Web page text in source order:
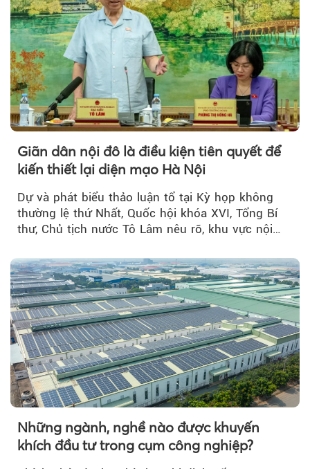
Giãn dân nội đô là điều kiện tiên quyết để
kiến thiết lại diện mạo Hà Nội
Dự và phát biểu thảo luận tổ tại Kỳ họp không
thường lệ thứ Nhất, Quốc hội khóa XVI, Tổng Bí
thư, Chủ tịch nước Tô Lâm nêu rõ, khu vực nội
Những ngành, nghề nào được khuyến
khích đầu tư trong cụm công nghiệp?